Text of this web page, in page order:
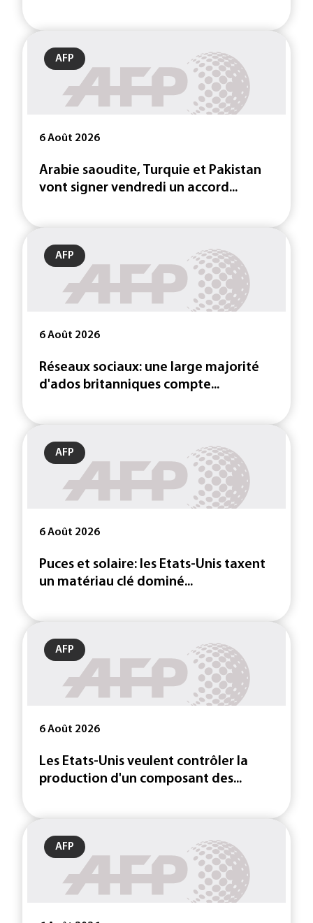
AFP
6 Août 2026
Arabie saoudite, Turquie et Pakistan
vont signer vendredi un accord...
AFP
6 Août 2026
Réseaux sociaux: une large majorité
d'ados britanniques compte...
AFP
6 Août 2026
Puces et solaire: les Etats-Unis taxent
un matériau clé dominé...
AFP
6 Août 2026
Les Etats-Unis veulent contrôler la
production d'un composant des...
AFP